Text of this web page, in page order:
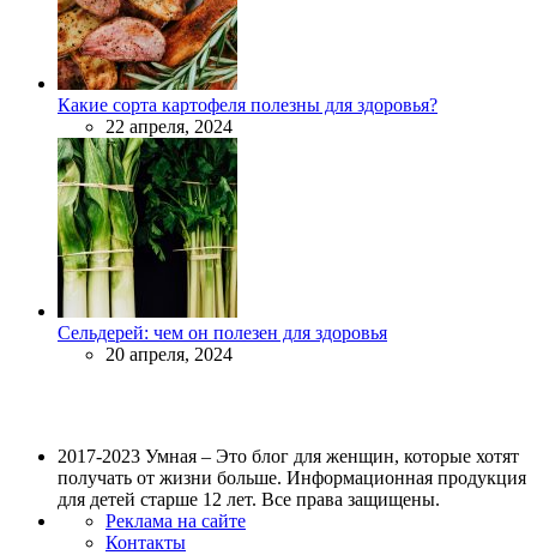
Какие сорта картофеля полезны для здоровья?
22 апреля, 2024
Сельдерей: чем он полезен для здоровья
20 апреля, 2024
2017-2023 Умная – Это блог для женщин, которые хотят
получать от жизни больше. Информационная продукция
для детей старше 12 лет. Все права защищены.
Реклама на сайте
Контакты